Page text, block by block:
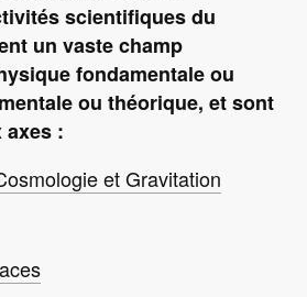
scientifiques du
un vaste champ
fondamentale ou
ou théorique, et sont
axes :
et Gravitation